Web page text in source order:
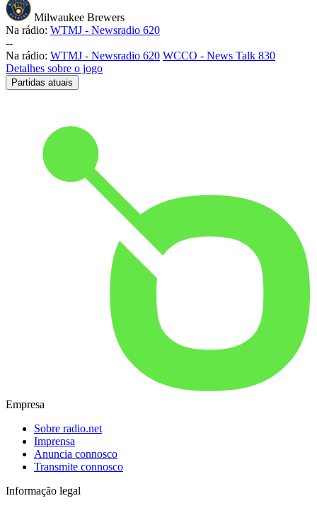
Milwaukee Brewers
Na rádio: WTMJ - Newsradio 620
--
Na rádio: WTMJ - Newsradio 620 WCCO - News Talk 830
Detalhes sobre o jogo
Partidas atuais
Empresa
Sobre radio.net
Imprensa
Anuncia connosco
Transmite connosco
Informação legal